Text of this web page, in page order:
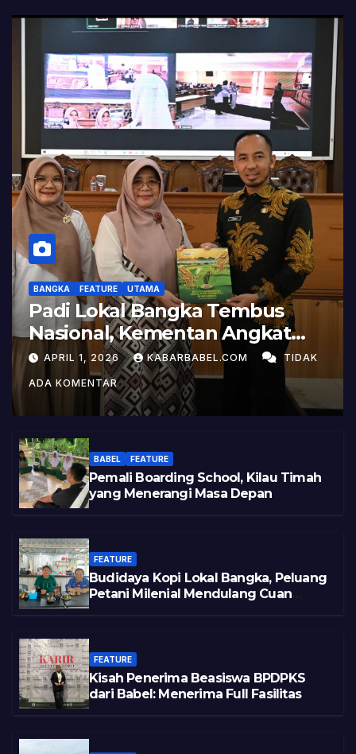
BANGKA FEATURE UTAMA
Padi Lokal Bangka Tembus
Nasional, Kementan Angkat
Kisah Sukses Pelepasan
Varietas
APRIL 1, 2026 KABARBABEL.COM TIDAK
ADA KOMENTAR
BABEL FEATURE
Pemali Boarding School, Kilau Timah
yang Menerangi Masa Depan
FEATURE
Budidaya Kopi Lokal Bangka, Peluang
Petani Milenial Mendulang Cuan
FEATURE
Kisah Penerima Beasiswa BPDPKS
dari Babel: Menerima Full Fasilitas